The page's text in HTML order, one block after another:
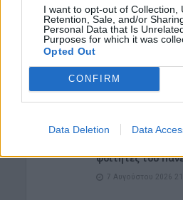
I want to opt-out of Collection,
Retention, Sale, and/or
Personal Data that Is
Purposes for which it was
Opted Out
CONFIRM
Data Deletion Data
7 Αυγούστου 2026
ΑΥΤΟΚΙΝΗΤΟ • ΕΛΛΑΔΑ
παραμένουν
7 Αυγούστου 2026
3,3 εκατ. ευρώ
φοιτητές του
7 Αυγούστου 2026